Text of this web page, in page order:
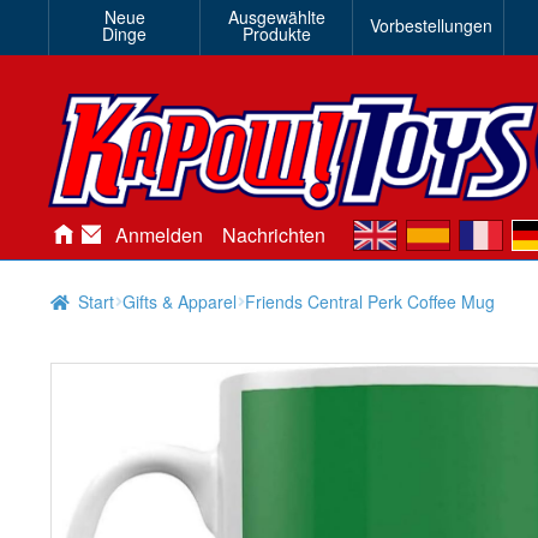
Neue
Dinge
Ausgewählte
Produkte Vorbestellungen
Anmelden Nachrichten en es de
Start Gifts & Apparel Friends Central Perk Coffee Mug